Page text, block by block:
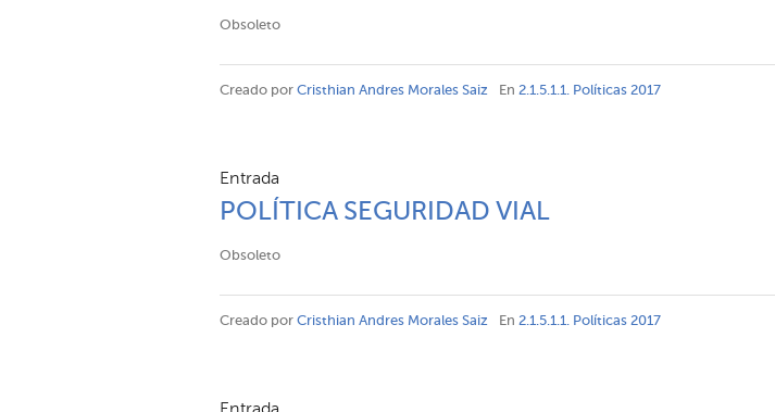
Obsoleto
Creado por Cristhian Andres Morales Saiz En 2.1.5.1.1. Políticas 2017
Entrada
POLÍTICA SEGURIDAD VIAL
Obsoleto
Creado por Cristhian Andres Morales Saiz En 2.1.5.1.1. Políticas 2017